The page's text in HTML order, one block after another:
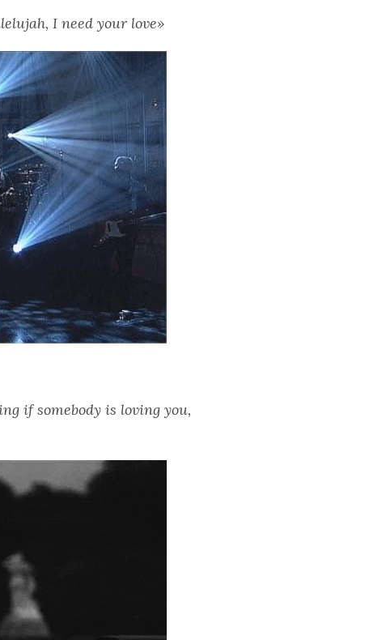
I need your love»
if somebody is loving you,